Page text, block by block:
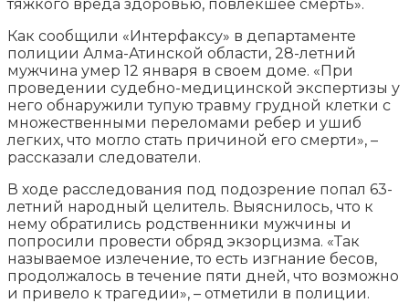
тяжкого вреда здоровью, повлекшее смерть».
Как сообщили «Интерфаксу» в департаменте
полиции Алма-Атинской области, 28-летний
мужчина умер 12 января в своем доме. «При
проведении судебно-медицинской экспертизы у
него обнаружили тупую травму грудной клетки с
множественными переломами ребер и ушиб
легких, что могло стать причиной его смерти», –
рассказали следователи.
В ходе расследования под подозрение попал 63-
летний народный целитель. Выяснилось, что к
нему обратились родственники мужчины и
попросили провести обряд экзорцизма. «Так
называемое излечение, то есть изгнание бесов,
продолжалось в течение пяти дней, что возможно
и привело к трагедии», – отметили в полиции.